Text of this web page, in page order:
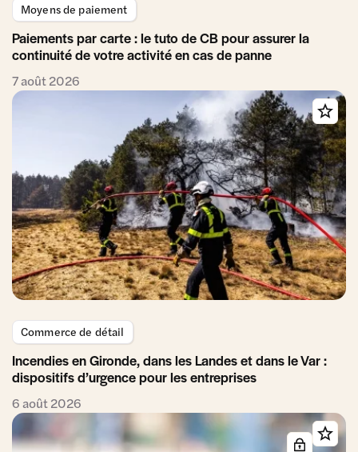
Moyens de paiement
Paiements par carte : le tuto de CB pour assurer la
continuité de votre activité en cas de panne
7 août 2026
Commerce de détail
Incendies en Gironde, dans les Landes et dans le Var :
dispositifs d’urgence pour les entreprises
6 août 2026